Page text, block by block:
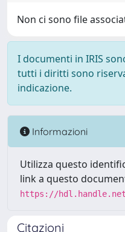
Non ci sono file
I documenti in IRIS
tutti i diritti sono
indicazione.
Informazioni
Utilizza questo
link a questo
https://hdl.handle.net/
Citazioni